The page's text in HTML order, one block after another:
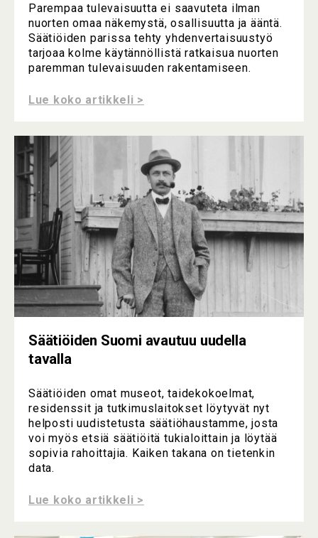
Parempaa tulevaisuutta ei saavuteta ilman
nuorten omaa näkemystä, osallisuutta ja ääntä.
Säätiöiden parissa tehty yhdenvertaisuustyö
tarjoaa kolme käytännöllistä ratkaisua nuorten
paremman tulevaisuuden rakentamiseen.
Lue koko artikkeli >
Säätiöiden Suomi avautuu uudella
tavalla
Säätiöiden omat museot, taidekokoelmat,
residenssit ja tutkimuslaitokset löytyvät nyt
helposti uudistetusta säätiöhaustamme, josta
voi myös etsiä säätiöitä tukialoittain ja löytää
sopivia rahoittajia. Kaiken takana on tietenkin
data.
Lue koko artikkeli >